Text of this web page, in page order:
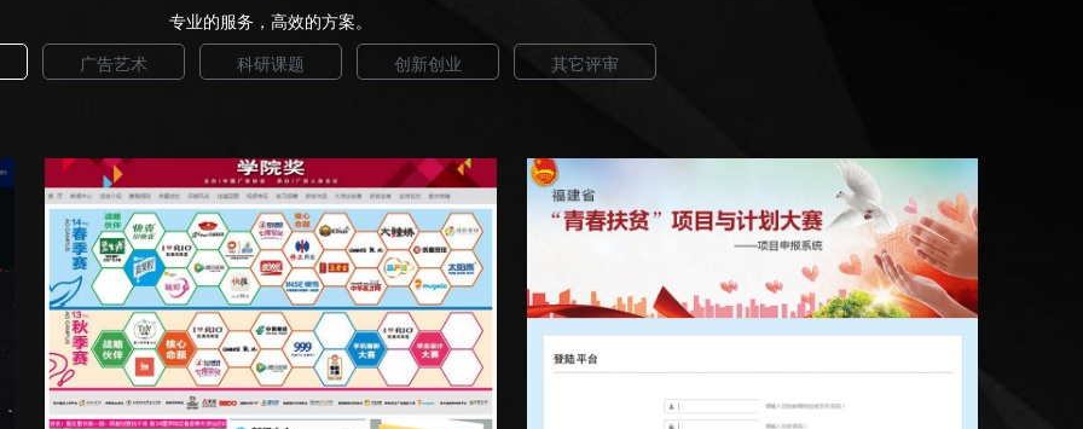
专业的服务，高效的方案。
广告艺术
科研课题 创新创业 其它评审